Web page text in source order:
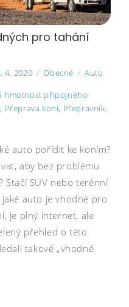
pro tahání
4. 2020
Obecné
Auto
hmotnost přípojného
, Přeprava koní, Přepravník,
auto pořídit ke koním?
aby bez problému
Stačí SUV nebo terénní
auto je vhodné pro
je plný internet, ale
přehled o této
takové „vhodné